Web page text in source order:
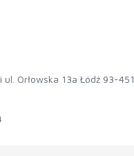
Orłowska 13a Łódź 93-451